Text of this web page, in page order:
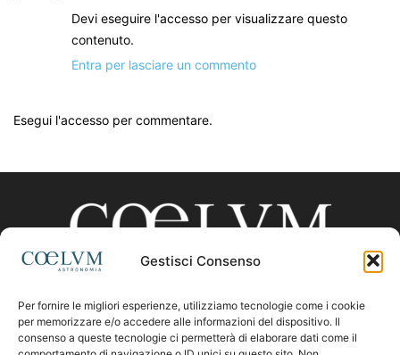
Gestisci Consenso
Per fornire le migliori esperienze, utilizziamo tecnologie come i cookie
per memorizzare e/o accedere alle informazioni del dispositivo. Il
consenso a queste tecnologie ci permetterà di elaborare dati come il
Devi eseguire l'accesso per visualizzare questo
contenuto.
Entra per lasciare un commento
Esegui l'accesso per commentare.
CHI SIAMO